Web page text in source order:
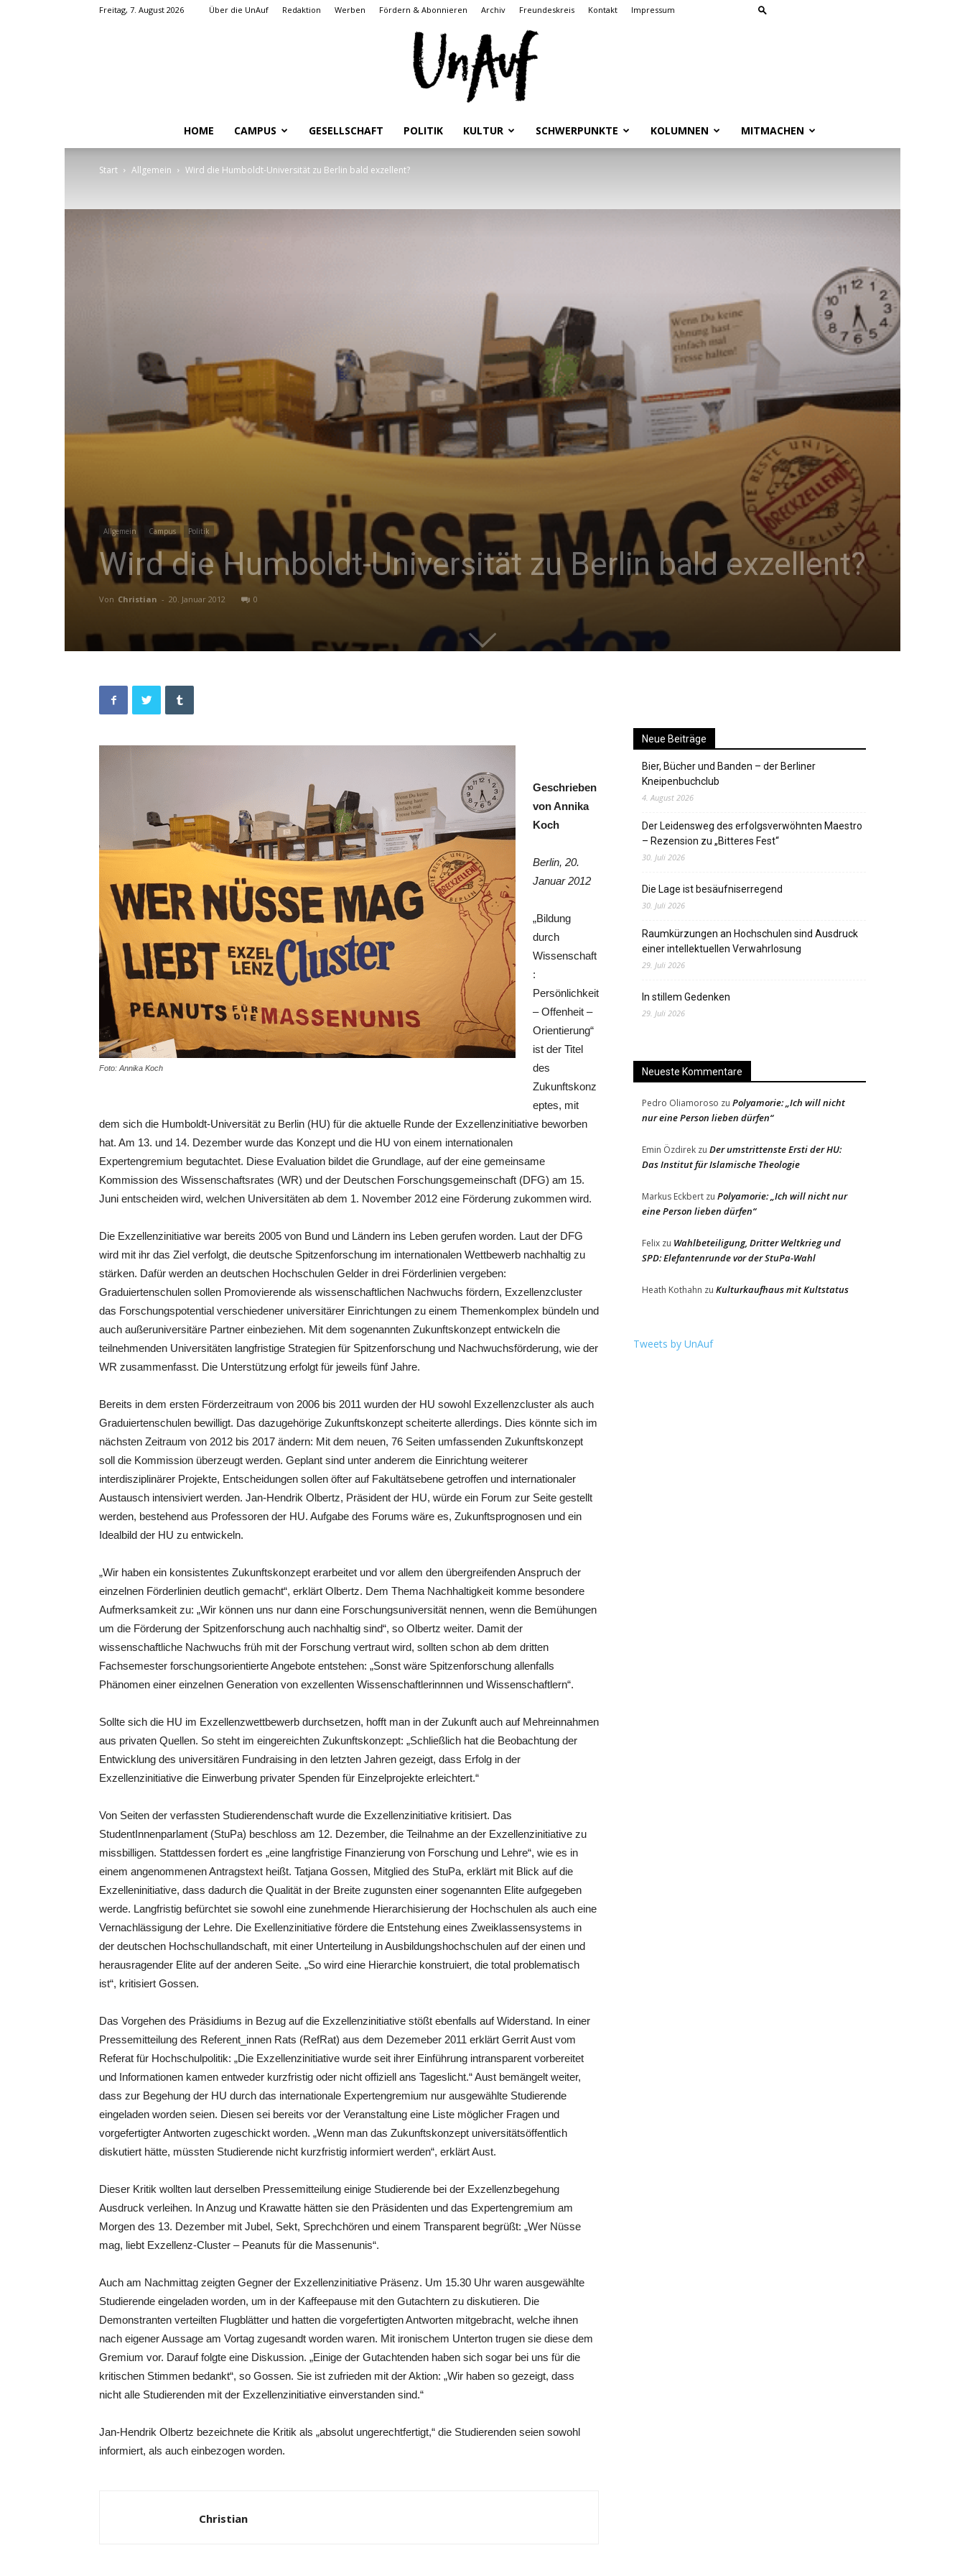
Freitag, 7. August 2026 Über die UnAuf Redaktion Werben Fördern & Abonnieren Archiv Freundeskreis Kontakt Impressum
Studierendenzeitung
der
HOME CAMPUS GESELLSCHAFT POLITIK KULTUR SCHWERPUNKTE KOLUMNEN MITMACHEN
Start Allgemein Wird die Humboldt-Universität zu Berlin bald exzellent?
Allgemein Campus Politik
Wird die Humboldt-Universität zu Berlin bald exzellent?
Von Christian - 20. Januar 2012 0
Foto: Annika Koch
Geschrieben
von Annika
Koch
Berlin, 20.
Januar 2012
„Bildung
durch
Wissenschaft
:
Persönlichkeit
– Offenheit –
Orientierung“
ist der Titel
des
Zukunftskonz
eptes, mit
dem sich die Humboldt-Universität zu Berlin (HU) für die aktuelle Runde der Exzellenzinitiative beworben
hat. Am 13. und 14. Dezember wurde das Konzept und die HU von einem internationalen
Expertengremium begutachtet. Diese Evaluation bildet die Grundlage, auf der eine gemeinsame
Kommission des Wissenschaftsrates (WR) und der Deutschen Forschungsgemeinschaft (DFG) am 15.
Juni entscheiden wird, welchen Universitäten ab dem 1. November 2012 eine Förderung zukommen wird.
Die Exzellenzinitiative war bereits 2005 von Bund und Ländern ins Leben gerufen worden. Laut der DFG
wird mit ihr das Ziel verfolgt, die deutsche Spitzenforschung im internationalen Wettbewerb nachhaltig zu
stärken. Dafür werden an deutschen Hochschulen Gelder in drei Förderlinien vergeben:
Graduiertenschulen sollen Promovierende als wissenschaftlichen Nachwuchs fördern, Exzellenzcluster
das Forschungspotential verschiedener universitärer Einrichtungen zu einem Themenkomplex bündeln und
auch außeruniversitäre Partner einbeziehen. Mit dem sogenannten Zukunftskonzept entwickeln die
teilnehmenden Universitäten langfristige Strategien für Spitzenforschung und Nachwuchsförderung, wie der
WR zusammenfasst. Die Unterstützung erfolgt für jeweils fünf Jahre.
Bereits in dem ersten Förderzeitraum von 2006 bis 2011 wurden der HU sowohl Exzellenzcluster als auch
Graduiertenschulen bewilligt. Das dazugehörige Zukunftskonzept scheiterte allerdings. Dies könnte sich im
nächsten Zeitraum von 2012 bis 2017 ändern: Mit dem neuen, 76 Seiten umfassenden Zukunftskonzept
soll die Kommission überzeugt werden. Geplant sind unter anderem die Einrichtung weiterer
interdisziplinärer Projekte, Entscheidungen sollen öfter auf Fakultätsebene getroffen und internationaler
Austausch intensiviert werden. Jan-Hendrik Olbertz, Präsident der HU, würde ein Forum zur Seite gestellt
werden, bestehend aus Professoren der HU. Aufgabe des Forums wäre es, Zukunftsprognosen und ein
Idealbild der HU zu entwickeln.
„Wir haben ein konsistentes Zukunftskonzept erarbeitet und vor allem den übergreifenden Anspruch der
einzelnen Förderlinien deutlich gemacht“, erklärt Olbertz. Dem Thema Nachhaltigkeit komme besondere
Aufmerksamkeit zu: „Wir können uns nur dann eine Forschungsuniversität nennen, wenn die Bemühungen
um die Förderung der Spitzenforschung auch nachhaltig sind“, so Olbertz weiter. Damit der
wissenschaftliche Nachwuchs früh mit der Forschung vertraut wird, sollten schon ab dem dritten
Fachsemester forschungsorientierte Angebote entstehen: „Sonst wäre Spitzenforschung allenfalls
Phänomen einer einzelnen Generation von exzellenten Wissenschaftlerinnnen und Wissenschaftlern“.
Sollte sich die HU im Exzellenzwettbewerb durchsetzen, hofft man in der Zukunft auch auf Mehreinnahmen
aus privaten Quellen. So steht im eingereichten Zukunftskonzept: „Schließlich hat die Beobachtung der
Entwicklung des universitären Fundraising in den letzten Jahren gezeigt, dass Erfolg in der
Exzellenzinitiative die Einwerbung privater Spenden für Einzelprojekte erleichtert.“
Von Seiten der verfassten Studierendenschaft wurde die Exzellenzinitiative kritisiert. Das
StudentInnenparlament (StuPa) beschloss am 12. Dezember, die Teilnahme an der Exzellenzinitiative zu
missbilligen. Stattdessen fordert es „eine langfristige Finanzierung von Forschung und Lehre“, wie es in
einem angenommenen Antragstext heißt. Tatjana Gossen, Mitglied des StuPa, erklärt mit Blick auf die
Exzelleninitiative, dass dadurch die Qualität in der Breite zugunsten einer sogenannten Elite aufgegeben
werde. Langfristig befürchtet sie sowohl eine zunehmende Hierarchisierung der Hochschulen als auch eine
Vernachlässigung der Lehre. Die Exellenzinitiative fördere die Entstehung eines Zweiklassensystems in
der deutschen Hochschullandschaft, mit einer Unterteilung in Ausbildungshochschulen auf der einen und
herausragender Elite auf der anderen Seite. „So wird eine Hierarchie konstruiert, die total problematisch
ist“, kritisiert Gossen.
Das Vorgehen des Präsidiums in Bezug auf die Exzellenzinitiative stößt ebenfalls auf Widerstand. In einer
Pressemitteilung des Referent_innen Rats (RefRat) aus dem Dezemeber 2011 erklärt Gerrit Aust vom
Referat für Hochschulpolitik: „Die Exzellenzinitiative wurde seit ihrer Einführung intransparent vorbereitet
und Informationen kamen entweder kurzfristig oder nicht offiziell ans Tageslicht.“ Aust bemängelt weiter,
dass zur Begehung der HU durch das internationale Expertengremium nur ausgewählte Studierende
eingeladen worden seien. Diesen sei bereits vor der Veranstaltung eine Liste möglicher Fragen und
vorgefertigter Antworten zugeschickt worden. „Wenn man das Zukunftskonzept universitätsöffentlich
diskutiert hätte, müssten Studierende nicht kurzfristig informiert werden“, erklärt Aust.
Dieser Kritik wollten laut derselben Pressemitteilung einige Studierende bei der Exzellenzbegehung
Ausdruck verleihen. In Anzug und Krawatte hätten sie den Präsidenten und das Expertengremium am
Morgen des 13. Dezember mit Jubel, Sekt, Sprechchören und einem Transparent begrüßt: „Wer Nüsse
mag, liebt Exzellenz-Cluster – Peanuts für die Massenunis“.
Auch am Nachmittag zeigten Gegner der Exzellenzinitiative Präsenz. Um 15.30 Uhr waren ausgewählte
Studierende eingeladen worden, um in der Kaffeepause mit den Gutachtern zu diskutieren. Die
Demonstranten verteilten Flugblätter und hatten die vorgefertigten Antworten mitgebracht, welche ihnen
nach eigener Aussage am Vortag zugesandt worden waren. Mit ironischem Unterton trugen sie diese dem
Gremium vor. Darauf folgte eine Diskussion. „Einige der Gutachtenden haben sich sogar bei uns für die
kritischen Stimmen bedankt“, so Gossen. Sie ist zufrieden mit der Aktion: „Wir haben so gezeigt, dass
nicht alle Studierenden mit der Exzellenzinitiative einverstanden sind.“
Jan-Hendrik Olbertz bezeichnete die Kritik als „absolut ungerechtfertigt,“ die Studierenden seien sowohl
informiert, als auch einbezogen worden.
Christian
Neue Beiträge
Bier, Bücher und Banden – der Berliner
Kneipenbuchclub
4. August 2026
Der Leidensweg des erfolgsverwöhnten Maestro
– Rezension zu „Bitteres Fest“
30. Juli 2026
Die Lage ist besäufniserregend
30. Juli 2026
Raumkürzungen an Hochschulen sind Ausdruck
einer intellektuellen Verwahrlosung
29. Juli 2026
In stillem Gedenken
29. Juli 2026
Neueste Kommentare
Pedro Oliamoroso zu Polyamorie: „Ich will nicht
nur eine Person lieben dürfen“
Emin Özdirek zu Der umstrittenste Ersti der HU:
Das Institut für Islamische Theologie
Markus Eckbert zu Polyamorie: „Ich will nicht nur
eine Person lieben dürfen“
Felix zu Wahlbeteiligung, Dritter Weltkrieg und
SPD: Elefantenrunde vor der StuPa-Wahl
Heath Kothahn zu Kulturkaufhaus mit Kultstatus
Tweets by UnAuf